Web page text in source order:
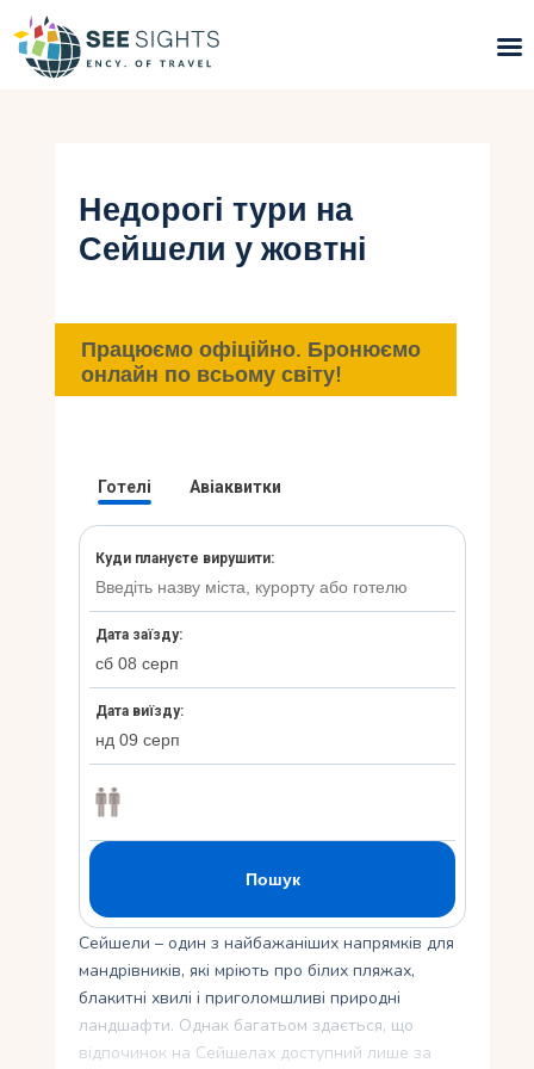
Гарячі тури
Типи Турів
Інфо
Контакти
Недорогі тури на
Сейшели у жовтні
Працюємо офіційно. Бронюємо
онлайн по всьому світу!
Сейшели – один з найбажаніших напрямків для
мандрівників, які мріють про білих пляжах,
блакитні хвилі і приголомшливі природні
ландшафти. Однак багатьом здається, що
відпочинок на Сейшелах доступний лише за